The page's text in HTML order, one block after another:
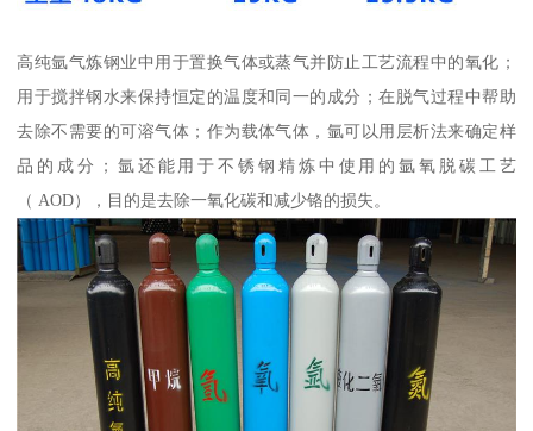
高纯氩气炼钢业中用于置换气体或蒸气并防止工艺流程中的氧化；
用于搅拌钢水来保持恒定的温度和同一的成分；在脱气过程中帮助
去除不需要的可溶气体；作为载体气体，氩可以用层析法来确定样
品的成分；氩还能用于不锈钢精炼中使用的氩氧脱碳工艺
（ AOD），目的是去除一氧化碳和减少铬的损失。